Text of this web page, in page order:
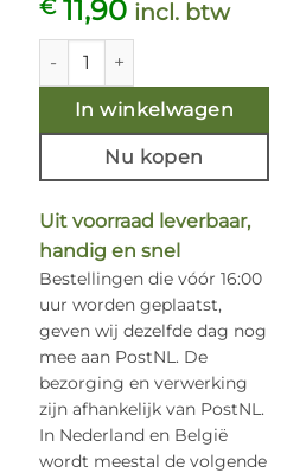
€11,90 incl. btw
Etherische olie Duizendblad
In winkelwagen
Nu kopen
Uit voorraad leverbaar,
handig en snel
Bestellingen die vóór 16:00
uur worden geplaatst,
geven wij dezelfde dag nog
mee aan PostNL. De
bezorging en verwerking
zijn afhankelijk van PostNL.
In Nederland en België
wordt meestal de volgende